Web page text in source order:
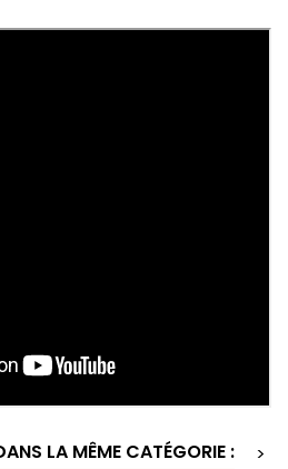
LA MÊME CATÉGORIE :
>